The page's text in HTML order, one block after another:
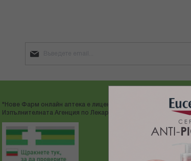
"Нове Фарм онлайн аптека е лицензирана от
Изпълнителната Агенция по Лекарствата"
ДОСТАВЯМЕ